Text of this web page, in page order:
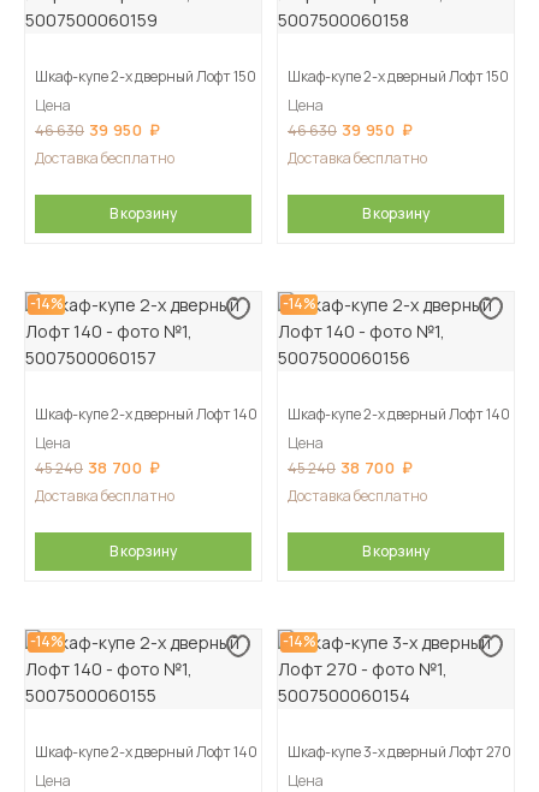
Шкаф-купе 2-х дверный Лофт 150
Цена
46 630 39 950
Доставка бесплатно
В корзину
Шкаф-купе 2-х дверный Лофт 150
Цена
46 630 39 950
Доставка бесплатно
В корзину
-14%
Шкаф-купе 2-х дверный Лофт 140
Цена
45 240 38 700
Доставка бесплатно
В корзину
-14%
Шкаф-купе 2-х дверный Лофт 140
Цена
45 240 38 700
Доставка бесплатно
В корзину
-14%
Шкаф-купе 2-х дверный Лофт 140
Цена
-14%
Шкаф-купе 3-х дверный Лофт 270
Цена